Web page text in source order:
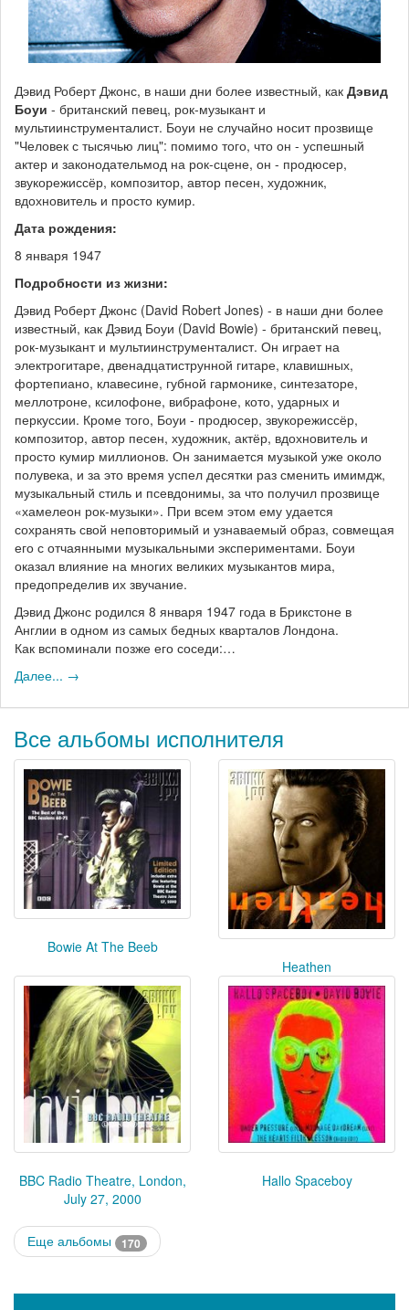
Дэвид Роберт Джонс, в наши дни более известный, как Дэвид
Боуи - британский певец, рок-музыкант и
мультиинструменталист. Боуи не случайно носит прозвище
"Человек с тысячью лиц": помимо того, что он - успешный
актер и законодательмод на рок-сцене, он - продюсер,
звукорежиссёр, композитор, автор песен, художник,
вдохновитель и просто кумир.
Дата рождения:
8 января 1947
Подробности из жизни:
Дэвид Роберт Джонс (David Robert Jones) - в наши дни более
известный, как Дэвид Боуи (David Bowie) - британский певец,
рок-музыкант и мультиинструменталист. Он играет на
электрогитаре, двенадцатиструнной гитаре, клавишных,
фортепиано, клавесине, губной гармонике, синтезаторе,
меллотроне, ксилофоне, вибрафоне, кото, ударных и
перкуссии. Кроме того, Боуи - продюсер, звукорежиссёр,
композитор, автор песен, художник, актёр, вдохновитель и
просто кумир миллионов. Он занимается музыкой уже около
полувека, и за это время успел десятки раз сменить имимдж,
музыкальный стиль и псевдонимы, за что получил прозвище
«хамелеон рок-музыки». При всем этом ему удается
сохранять свой неповторимый и узнаваемый образ, совмещая
его с отчаянными музыкальными экспериментами. Боуи
оказал влияние на многих великих музыкантов мира,
предопределив их звучание.
Дэвид Джонс родился 8 января 1947 года в Брикстоне в
Англии в одном из самых бедных кварталов Лондона.
Как вспоминали позже его соседи:…
Далее... →
Все альбомы исполнителя
Bowie At The Beeb
Heathen
BBC Radio Theatre, London,
July 27, 2000
Hallo Spaceboy
Еще альбомы 170